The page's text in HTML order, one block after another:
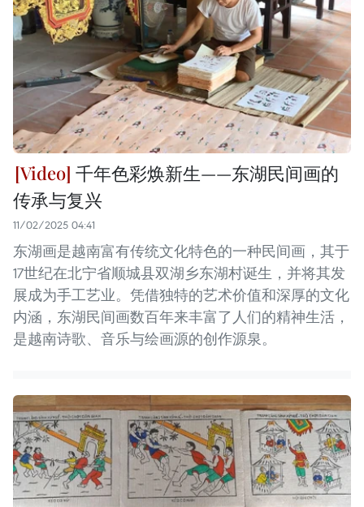
千年色彩焕新生——东湖民间画的
传承与复兴
11/02/2025 04:41
东湖画是越南富有传统文化特色的一种民间画，其于
17世纪在北宁省顺城县双湖乡东湖村诞生，并将其发
展成为手工艺业。凭借独特的艺术价值和深厚的文化
内涵，东湖民间画数百年来丰富了人们的精神生活，
是越南诗歌、音乐与绘画源的创作源泉。